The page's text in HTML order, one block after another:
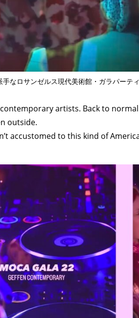
なロサンゼルス現代美術館・ガラパーティ
artists. Back to
outside.
accustomed to this kind of